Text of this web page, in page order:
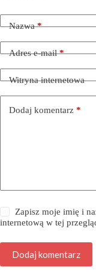
Nazwa*
Adres e-mail*
Witryna internetowa
Dodaj komentarz *
Zapisz moje imię i
internetową w tej
Dodaj komentarz